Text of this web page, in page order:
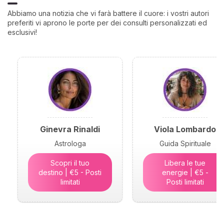
Abbiamo una notizia che vi farà battere il cuore: i vostri autori
preferiti vi aprono le porte per dei consulti personalizzati ed
esclusivi!
Ginevra Rinaldi
Astrologa
Scopri il tuo
destino | €5 - Posti
limitati
Viola Lombardo
Guida Spirituale
Libera le tue
energie | €5 -
Posti limitati